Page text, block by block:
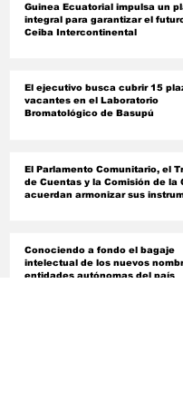
Guinea Ecuatorial impulsa un
integral para garantizar el
Ceiba Intercontinental
El ejecutivo busca cubrir 15
vacantes en el Laboratorio
Bromatológico de Basupú
El Parlamento Comunitario, el
de Cuentas y la Comisión de la
acuerdan armonizar sus
Conociendo a fondo el bagaje
intelectual de los nuevos
entidades autónomas del país ‎